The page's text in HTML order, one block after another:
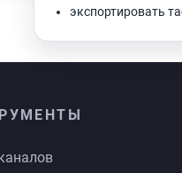
экспортировать